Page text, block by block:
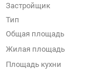
Застройщик
Тип
Общая площадь
Жилая площадь
Площадь кухни